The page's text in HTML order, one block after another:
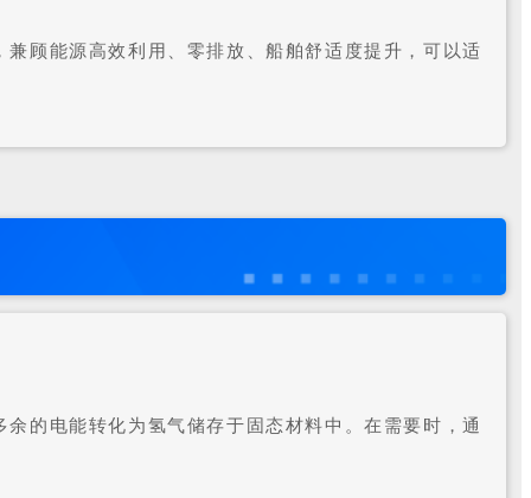
顾能源高效利用、零排放、船舶舒适度提升，可以适
的电能转化为氢气储存于固态材料中。在需要时，通